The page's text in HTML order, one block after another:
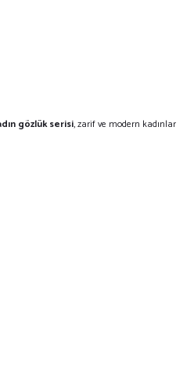
gözlük serisi, zarif ve modern kadınlar